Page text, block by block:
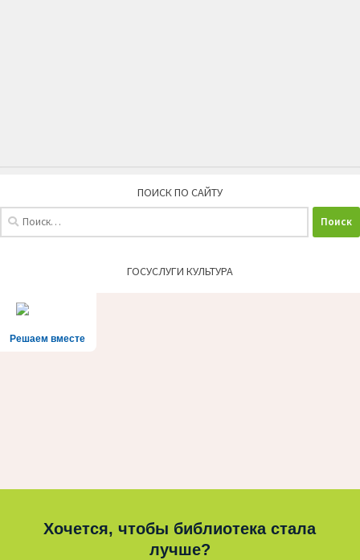
ПОИСК ПО САЙТУ
ГОСУСЛУГИ КУЛЬТУРА
Решаем вместе
Хочется, чтобы библиотека стала
лучше?